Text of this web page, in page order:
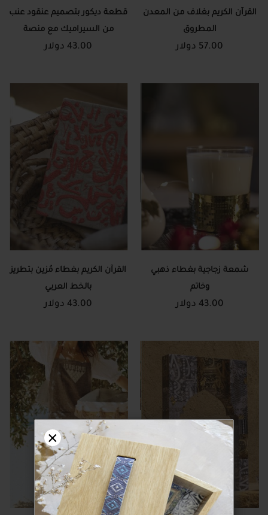
×
القرآن الكريم بغلاف من المعدن
المطروق
57.00 دولار
قطعة ديكور بتصميم عنقود عنب
من السيراميك مع منصة
43.00 دولار
شمعة زجاجية بغطاء ذهبي
وخاتم
43.00 دولار
القرآن الكريم بغطاء مُزين بتطريز
بالخط العربي
43.00 دولار